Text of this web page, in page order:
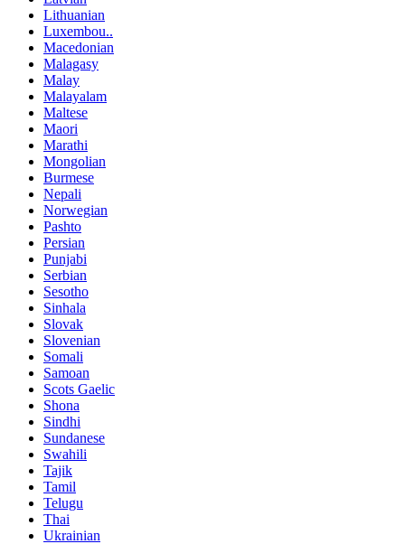
Lithuanian
Luxembou..
Macedonian
Malagasy
Malay
Malayalam
Maltese
Maori
Marathi
Mongolian
Burmese
Nepali
Norwegian
Pashto
Persian
Punjabi
Serbian
Sesotho
Sinhala
Slovak
Slovenian
Somali
Samoan
Scots Gaelic
Shona
Sindhi
Sundanese
Swahili
Tajik
Tamil
Telugu
Thai
Ukrainian